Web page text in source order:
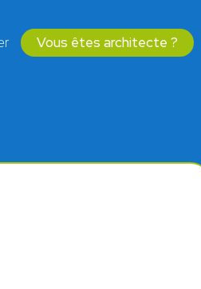
Vous êtes architecte ?